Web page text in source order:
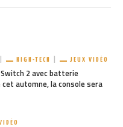
HIGH-TECH JEUX VIDÉO
2 avec batterie
cet automne, la console sera